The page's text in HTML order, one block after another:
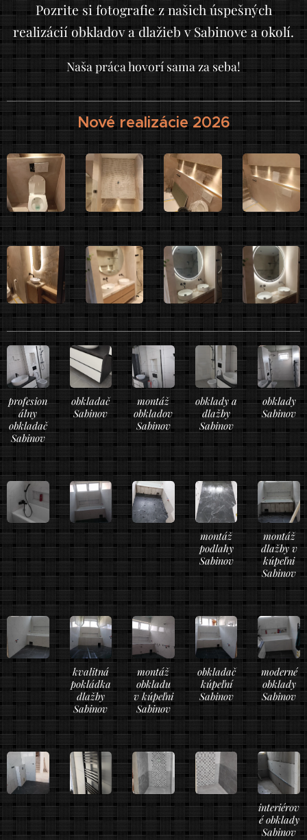
Pozrite si fotografie z našich úspešných
realizácií obkladov a dlažieb v Sabinove a okolí.
Naša práca hovorí sama za seba!
Nové realizácie 2026
profesion
álny
obkladač
Sabinov
obkladač
Sabinov
montáž
obkladov
Sabinov
obklady a
dlažby
Sabinov
obklady
Sabinov
montáž
podlahy
Sabinov
montáž
dlažby v
kúpeľni
Sabinov
kvalitná
pokládka
dlažby
Sabinov
montáž
obkladu
v kúpeľni
Sabinov
obkladač
kúpeľní
Sabinov
moderné
obklady
Sabinov
interiérov
é obklady
Sabinov